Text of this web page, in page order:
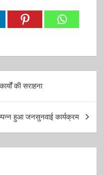
की सराहना
हुआ जनसुनवाई कार्यक्रम